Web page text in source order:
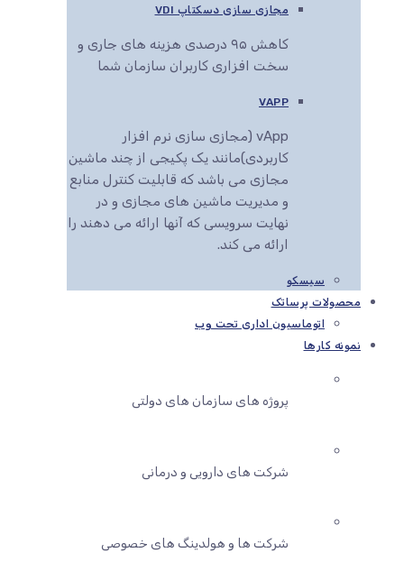
مجازی سازی دسکتاپ VDI
کاهش ۹۵ درصدی هزینه های جاری و
سخت افزاری کاربران سازمان شما
VAPP
vApp (مجازی سازی نرم افزار
کاربردی)مانند یک پکیجی از چند ماشین
مجازی می باشد که قابلیت کنترل منابع
و مدیریت ماشین های مجازی و در
نهایت سرویسی که آنها ارائه می دهند را
ارائه می کند.
سیسکو
محصولات پرساتک
اتوماسیون اداری تحت وب
نمونه کارها
پروژه های سازمان های دولتی
شرکت های دارویی و درمانی
شرکت ها و هولدینگ های خصوصی